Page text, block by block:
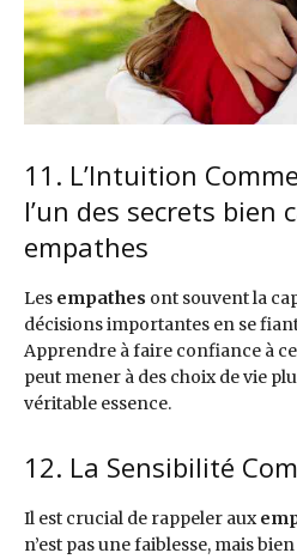
11. L’Intuition
l’un des secrets bien
empathes
Les empathes ont souvent la
décisions importantes en se
Apprendre à faire confiance à
peut mener à des choix de vie
véritable essence.
12. La Sensibilité
Il est crucial de rappeler aux
n’est pas une faiblesse, mais